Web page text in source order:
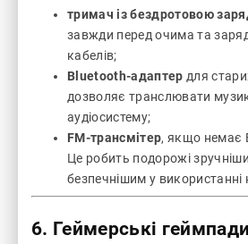
тримач із бездротовою
завжди перед очима та
кабелів;
Bluetooth-адаптер для
дозволяє транслювати
аудіосистему;
FM-трансмітер, якщо немає
Це робить подорожі
безпечнішим у використанні
6. Геймерські геймпади